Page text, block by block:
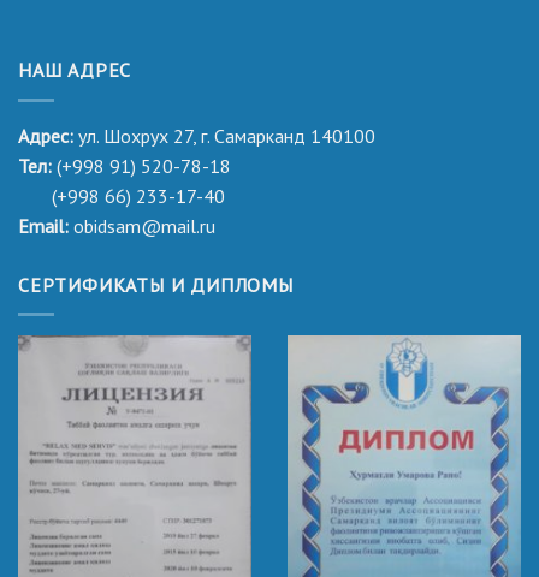
НАШ АДРЕС
Адрес: ул. Шохрух 27, г. Самарканд 140100
Тел: (+998 91) 520-78-18
(+998 66) 233-17-40
Email: obidsam@mail.ru
СЕРТИФИКАТЫ И ДИПЛОМЫ